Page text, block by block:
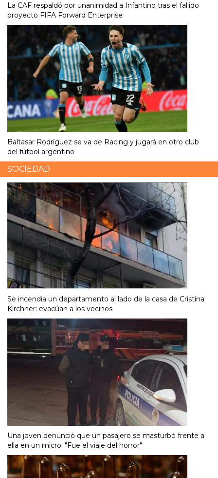
La CAF respaldó por unanimidad a Infantino tras el fallido
proyecto FIFA Forward Enterprise
Baltasar Rodríguez se va de Racing y jugará en otro club
del fútbol argentino
SOCIEDAD
Se incendia un departamento al lado de la casa de Cristina
Kirchner: evacúan a los vecinos
Una joven denunció que un pasajero se masturbó frente a
ella en un micro: "Fue el viaje del horror"